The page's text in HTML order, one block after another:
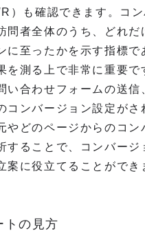
）も確認できます。コン
問者全体のうち、どれだ
に至ったかを示す指標で
を測る上で非常に重要で
い合わせフォームの送信
コンバージョン設定がさ
やどのページからのコン
することで、コンバージ
案に役立てることができ
トの見方